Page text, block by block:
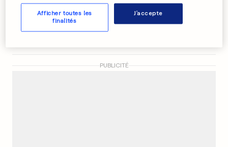
L’avion est-il un danger pour
votre animal?
PUBLICITÉ
Afficher toutes les
finalités
J'accepte